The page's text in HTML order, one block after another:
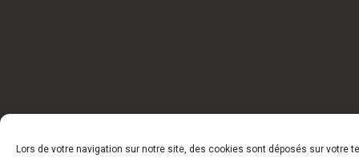
Lors de votre navigation sur notre site, des cookies sont déposés sur votre